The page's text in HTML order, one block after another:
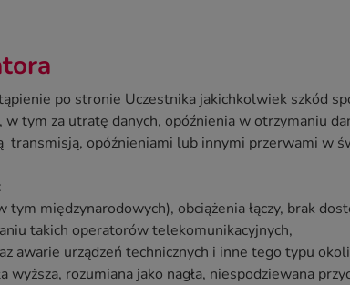
po stronie Uczestnika jakichkolwiek szkód
tym za utratę danych, opóźnienia w otrzymaniu
opóźnieniami lub innymi przerwami w
międzynarodowych), obciążenia łączy, brak
takich operatorów telekomunikacyjnych,
awarie urządzeń technicznych i inne tego typu
rozumiana jako nagła, niespodziewana